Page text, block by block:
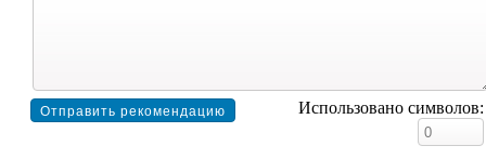
Использовано символов: